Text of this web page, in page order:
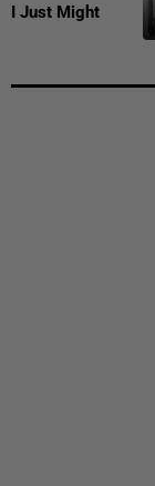
I Just Might